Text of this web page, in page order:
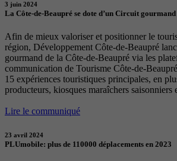
3 juin 2024
La Côte-de-Beaupré se dote d’un Circuit
Afin de mieux valoriser et positionner le
région, Développement Côte-de-Beaupré
gourmand de la Côte-de-Beaupré via les
communication de Tourisme Côte-de-
15 expériences touristiques principales, en
producteurs, kiosques maraîchers saisonniers
Lire le communiqué
23 avril 2024
PLUmobile: plus de 110000 déplacements en 2023